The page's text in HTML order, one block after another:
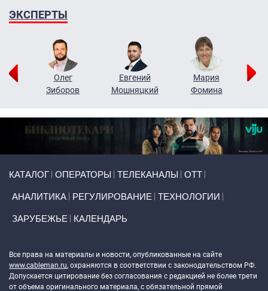
ЭКСПЕРТЫ
Олег
Зиборов
Евгений
Мошняцкий
Мария
Фомина
КАТАЛОГ ОПЕРАТОРЫ ТЕЛЕКАНАЛЫ ОТТ
АНАЛИТИКА РЕГУЛИРОВАНИЕ ТЕХНОЛОГИИ
ЗАРУБЕЖЬЕ КАЛЕНДАРЬ
Все права на материалы и новости, опубликованные на сайте
www.cableman.ru, охраняются в соответствии с законодательством РФ.
Допускается цитирование без согласования с редакцией не более трети
от объема оригинального материала, с обязательной прямой